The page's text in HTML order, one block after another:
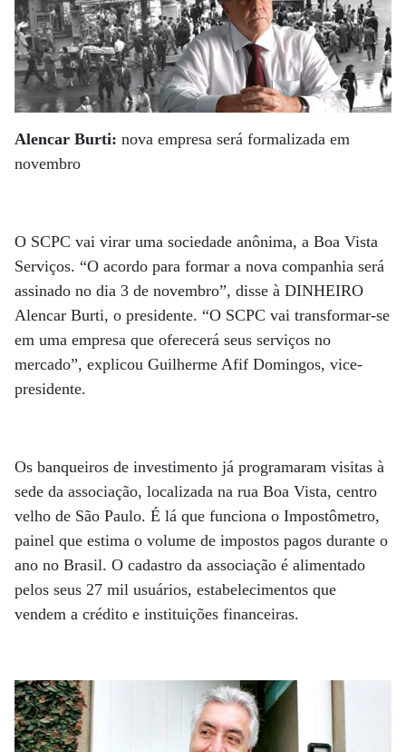
Alencar Burti: nova empresa será formalizada em
novembro
O SCPC vai virar uma sociedade anônima, a Boa Vista
Serviços. “O acordo para formar a nova companhia será
assinado no dia 3 de novembro”, disse à DINHEIRO
Alencar Burti, o presidente. “O SCPC vai transformar-se
em uma empresa que oferecerá seus serviços no
mercado”, explicou Guilherme Afif Domingos, vice-
presidente.
Os banqueiros de investimento já programaram visitas à
sede da associação, localizada na rua Boa Vista, centro
velho de São Paulo. É lá que funciona o Impostômetro,
painel que estima o volume de impostos pagos durante o
ano no Brasil. O cadastro da associação é alimentado
pelos seus 27 mil usuários, estabelecimentos que
vendem a crédito e instituições financeiras.